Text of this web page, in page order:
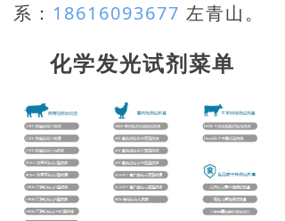
系： 18616093677 左青山。
化学发光试剂菜单